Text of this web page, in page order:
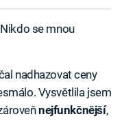
se mnou
nadhazovat ceny
Vysvětlila jsem
nejfunkčnější,